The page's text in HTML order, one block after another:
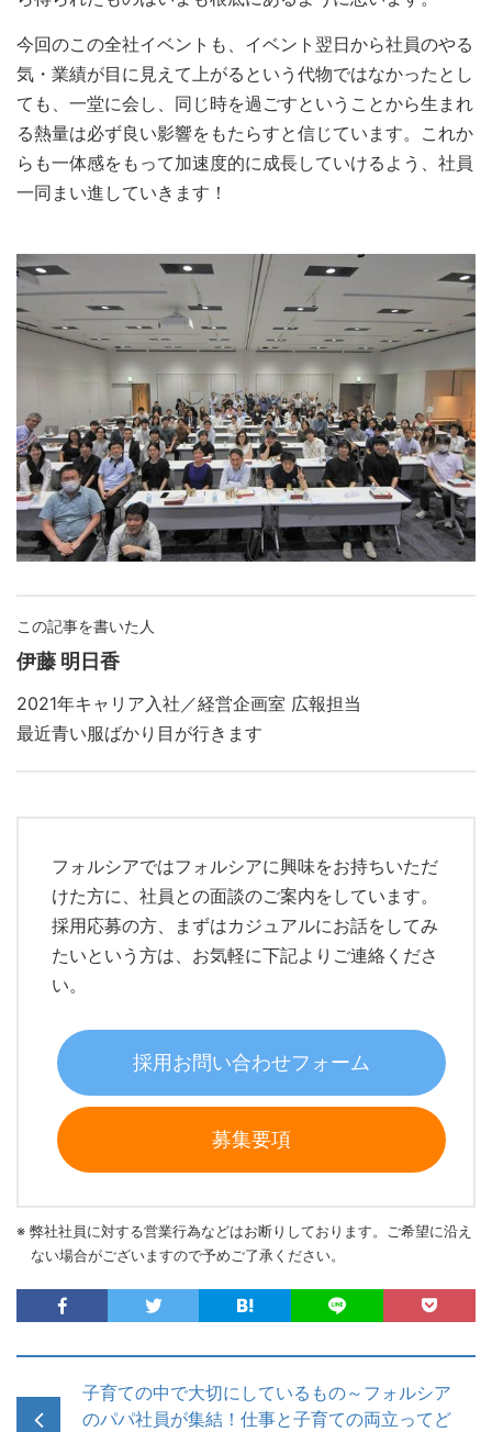
今回のこの全社イベントも、イベント翌日から社員のやる
気・業績が目に見えて上がるという代物ではなかったとし
ても、一堂に会し、同じ時を過ごすということから生まれ
る熱量は必ず良い影響をもたらすと信じています。これか
らも一体感をもって加速度的に成長していけるよう、社員
一同まい進していきます！
この記事を書いた人
伊藤 明日香
2021年キャリア入社／経営企画室 広報担当
最近青い服ばかり目が行きます
フォルシアではフォルシアに興味をお持ちいただ
けた方に、社員との面談のご案内をしています。
採用応募の方、まずはカジュアルにお話をしてみ
たいという方は、お気軽に下記よりご連絡くださ
い。
採用お問い合わせフォーム
募集要項
※ 弊社社員に対する営業行為などはお断りしております。ご希望に沿え
ない場合がございますので予めご了承ください。
子育ての中で大切にしているもの～フォルシア
のパパ社員が集結！仕事と子育ての両立ってど